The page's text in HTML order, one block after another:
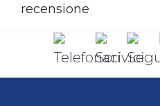
recensione